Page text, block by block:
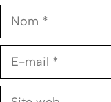
Nom
E-
Site